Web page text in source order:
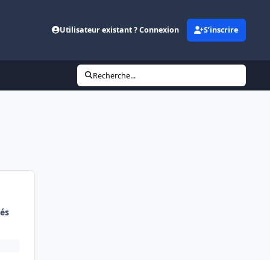
Utilisateur existant ? Connexion S’inscrire
Recherche...